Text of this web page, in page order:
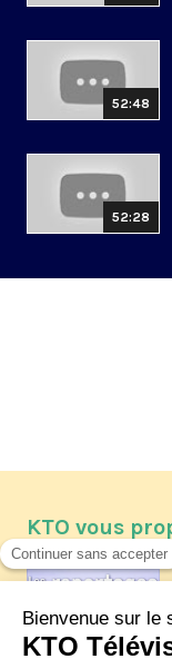
52:48
52:28
KTO vous